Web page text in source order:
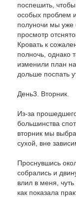
поспешить,
особых проблем
полуночи мы уже
просмотр
Кровать к
полночь, однако
изменили план
дольше поспать
День3. Вторник.
Из-за
большинства
вторник мы
сухой, вне
Проснувшись
собрались и
влил в меня,
как показала